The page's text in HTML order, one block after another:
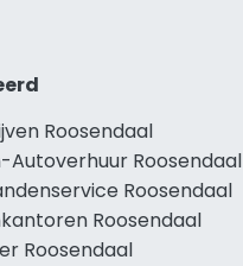
Roosendaal
Autoverhuur Roosendaal
Roosendaal
Roosendaal
Roosendaal